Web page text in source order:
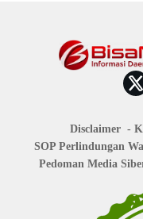
Disclaimer
SOP Perlindungan
Pedoman Media